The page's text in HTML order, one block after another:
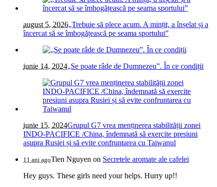
august 5, 2026„Trebuie să plece acum. A mințit, a înșelat și a
încercat să se îmbogățească pe seama sportului”
iunie 14, 2024„Se poate râde de Dumnezeu”. În ce condiții
iunie 15, 2024Grupul G7 vrea menținerea stabilității zonei
INDO-PACIFICE /China, îndemnată să exercite presiuni
asupra Rusiei și să evite confruntarea cu Taiwanul
11 ani agoTien Nguyen on Secretele aromate ale cafelei
Hey guys. These girls need your helps. Hurry up!!